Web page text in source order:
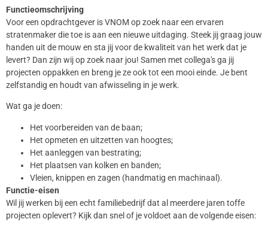
Functieomschrijving
Voor een opdrachtgever is VNOM op zoek naar een ervaren
stratenmaker die toe is aan een nieuwe uitdaging. Steek jij graag jouw
handen uit de mouw en sta jij voor de kwaliteit van het werk dat je
levert? Dan zijn wij op zoek naar jou! Samen met collega's ga jij
projecten oppakken en breng je ze ook tot een mooi einde. Je bent
zelfstandig en houdt van afwisseling in je werk.
Wat ga je doen:
Het voorbereiden van de baan;
Het opmeten en uitzetten van hoogtes;
Het aanleggen van bestrating;
Het plaatsen van kolken en banden;
Vleien, knippen en zagen (handmatig en machinaal).
Functie-eisen
Wil jij werken bij een echt familiebedrijf dat al meerdere jaren toffe
projecten oplevert? Kijk dan snel of je voldoet aan de volgende eisen: